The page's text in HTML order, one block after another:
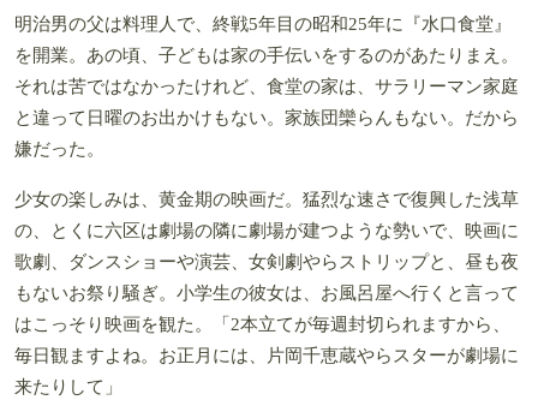
明治男の父は料理人で、終戦5年目の昭和25年に『水口食堂』
を開業。あの頃、子どもは家の手伝いをするのがあたりまえ。
それは苦ではなかったけれど、食堂の家は、サラリーマン家庭
と違って日曜のお出かけもない。家族団欒らんもない。だから
嫌だった。
少女の楽しみは、黄金期の映画だ。猛烈な速さで復興した浅草
の、とくに六区は劇場の隣に劇場が建つような勢いで、映画に
歌劇、ダンスショーや演芸、女剣劇やらストリップと、昼も夜
もないお祭り騒ぎ。小学生の彼女は、お風呂屋へ行くと言って
はこっそり映画を観た。「2本立てが毎週封切られますから、
毎日観ますよね。お正月には、片岡千恵蔵やらスターが劇場に
来たりして」